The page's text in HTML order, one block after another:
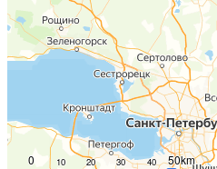
10
0 20 30 40 50km